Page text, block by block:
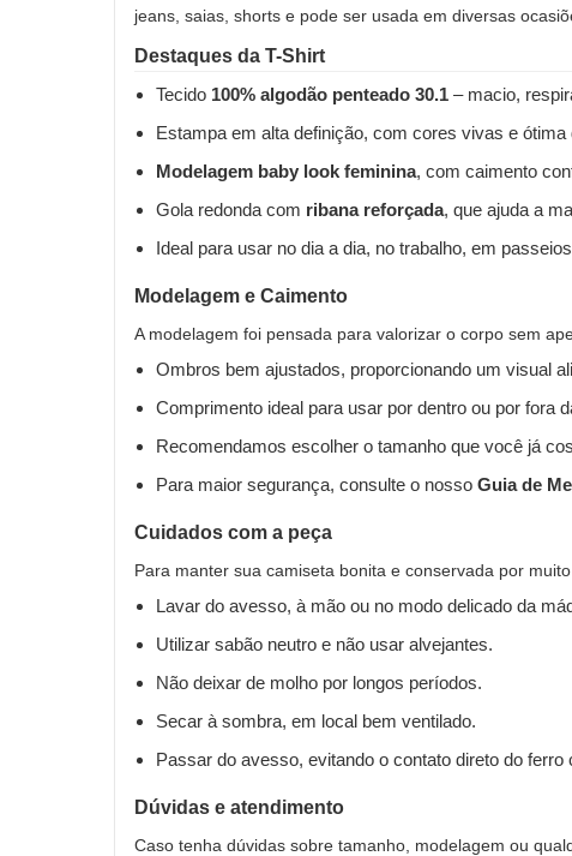
jeans, saias, shorts e pode ser usada em diversas
Destaques da T-Shirt
Tecido 100% algodão penteado 30.1 – macio,
Estampa em alta definição, com cores vivas e ótima
Modelagem baby look feminina, com caimento
Gola redonda com ribana reforçada, que ajuda a
Ideal para usar no dia a dia, no trabalho, em
Modelagem e Caimento
A modelagem foi pensada para valorizar o corpo sem
Ombros bem ajustados, proporcionando um visual
Comprimento ideal para usar por dentro ou por fora
Recomendamos escolher o tamanho que você já
Para maior segurança, consulte o nosso Guia de
Cuidados com a peça
Para manter sua camiseta bonita e conservada por
Lavar do avesso, à mão ou no modo delicado da
Utilizar sabão neutro e não usar alvejantes.
Não deixar de molho por longos períodos.
Secar à sombra, em local bem ventilado.
Passar do avesso, evitando o contato direto do ferro
Dúvidas e atendimento
Caso tenha dúvidas sobre tamanho, modelagem ou